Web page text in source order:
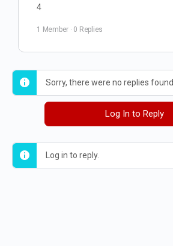
4
1 Member · 0 Replies
Sorry, there were no replies found.
Log In to Reply
Log in to reply.